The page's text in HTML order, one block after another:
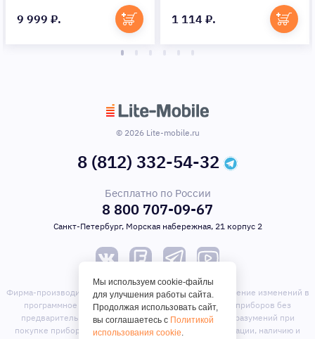
9 999 ₽. 1 114 ₽.
© 2026 Lite-mobile.ru
8 (812) 332-54-32
Бесплатно по России
8 800 707-09-67
Санкт-Петербург, Морская набережная, 21 корпус 2
Фирма-производитель оставляет за собой право на внесение изменений в
программное обеспечение, дизайн и комплектацию приборов без
предварительного уведомления. Во избежание недоразумений при
покупке приборов уточняйте информацию о комплектации, наличию и
Мы используем cookie-файлы
для улучшения работы сайта.
Продолжая использовать сайт,
вы соглашаетесь с Политикой
использования cookie.